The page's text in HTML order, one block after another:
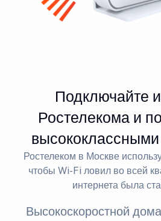
Подключайте
Ростелекома и
Ростелеком в Москве
чтобы Wi-Fi ловил во всей
интернета была
Высокоскоростной